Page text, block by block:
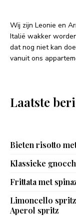
Wij zijn Leonie en
Italië wakker
dat nog niet kan
vanuit ons
Laatste
Bieten risotto
Klassieke
Frittata met
Limoncello
Aperol spritz